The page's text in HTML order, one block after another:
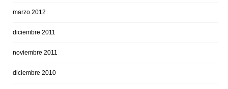
marzo 2012
diciembre 2011
noviembre 2011
diciembre 2010